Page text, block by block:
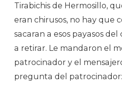
Tirabichis de Hermosillo,
eran chirusos, no hay que
sacaran a esos payasos del
a retirar. Le mandaron el
patrocinador y el
pregunta del